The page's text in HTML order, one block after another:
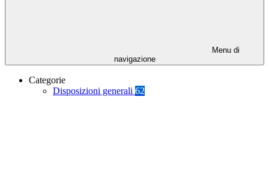
Menu di
navigazione
Categorie
Disposizioni generali 62